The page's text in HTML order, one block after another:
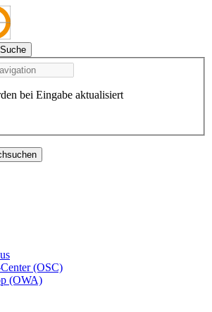
bei Eingabe aktualisiert
(OSC)
(OWA)